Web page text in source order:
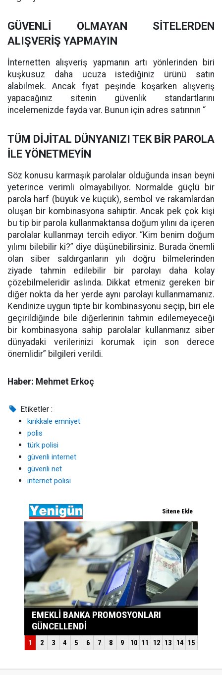
GÜVENLİ OLMAYAN SİTELERDEN
ALIŞVERİŞ YAPMAYIN
İnternetten alışveriş yapmanın artı yönlerinden biri
kuşkusuz daha ucuza istediğiniz ürünü satın
alabilmek. Ancak fiyat peşinde koşarken alışveriş
yapacağınız sitenin güvenlik standartlarını
incelemenizde fayda var. Bunun için adres satırının “
TÜM DİJİTAL DÜNYANIZI TEK BİR PAROLA
İLE YÖNETMEYİN
Söz konusu karmaşık parolalar olduğunda insan beyni
yeterince verimli olmayabiliyor. Normalde güçlü bir
parola harf (büyük ve küçük), sembol ve rakamlardan
oluşan bir kombinasyona sahiptir. Ancak pek çok kişi
bu tip bir parola kullanmaktansa doğum yılını da içeren
parolalar kullanmayı tercih ediyor. “Kim benim doğum
yılımı bilebilir ki?” diye düşünebilirsiniz. Burada önemli
olan siber saldırganların yılı doğru bilmelerinden
ziyade tahmin edilebilir bir parolayı daha kolay
çözebilmeleridir aslında. Dikkat etmeniz gereken bir
diğer nokta da her yerde aynı parolayı kullanmamanız.
Kendinize uygun tipte bir kombinasyonu seçip, biri ele
geçirildiğinde bile diğerlerinin tahmin edilemeyeceği
bir kombinasyona sahip parolalar kullanmanız siber
dünyadaki verilerinizi korumak için son derece
önemlidir” bilgileri verildi.
Haber: Mehmet Erkoç
Etiketler :
kırıkkale emniyet
polis
türk polisi
güvenli internet
güvenli net
internet polisi